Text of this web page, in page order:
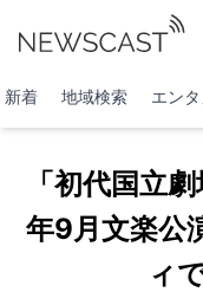
新着 地域検索 エンタ
「初代国立
年9月文楽
ィ